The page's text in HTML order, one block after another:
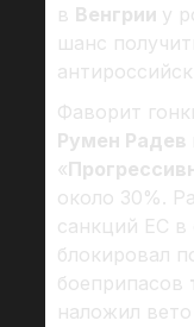
в Венгрии у
шанс
Фаворит
Румен Радев
«
около 30%.
санкций ЕС
блокировал
боеприпасов
наложил